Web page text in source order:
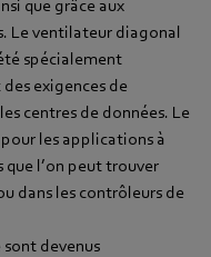
que grâce aux
Le ventilateur diagonal
spécialement
exigences de
centres de données. Le
les applications à
l’on peut trouver
dans les contrôleurs de
devenus